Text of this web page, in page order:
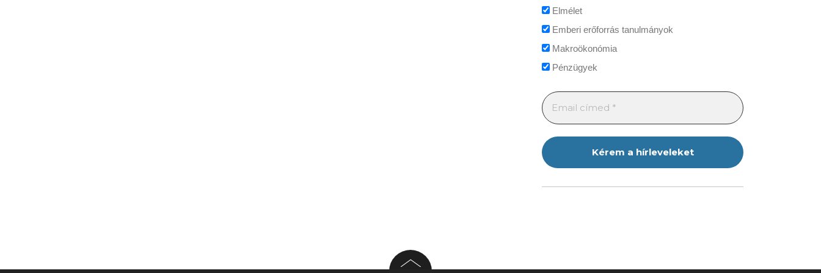
Elmélet
Emberi erőforrás tanulmányok
Makroökonómia
Pénzügyek